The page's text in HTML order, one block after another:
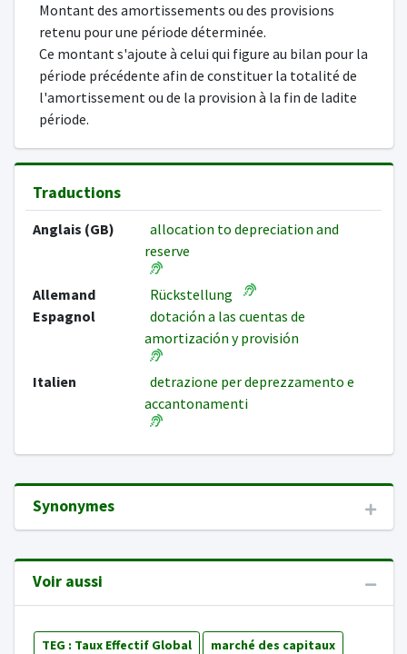
Montant des amortissements ou des provisions
retenu pour une période déterminée.
Ce montant s'ajoute à celui qui figure au bilan pour la
période précédente afin de constituer la totalité de
l'amortissement ou de la provision à la fin de ladite
période.
Traductions
Anglais (GB)
allocation to depreciation and
reserve
Allemand
Rückstellung
Espagnol
dotación a las cuentas de
amortización y provisión
Italien
detrazione per deprezzamento e
accantonamenti
Synonymes
Voir aussi
TEG : Taux Effectif Global marché des capitaux